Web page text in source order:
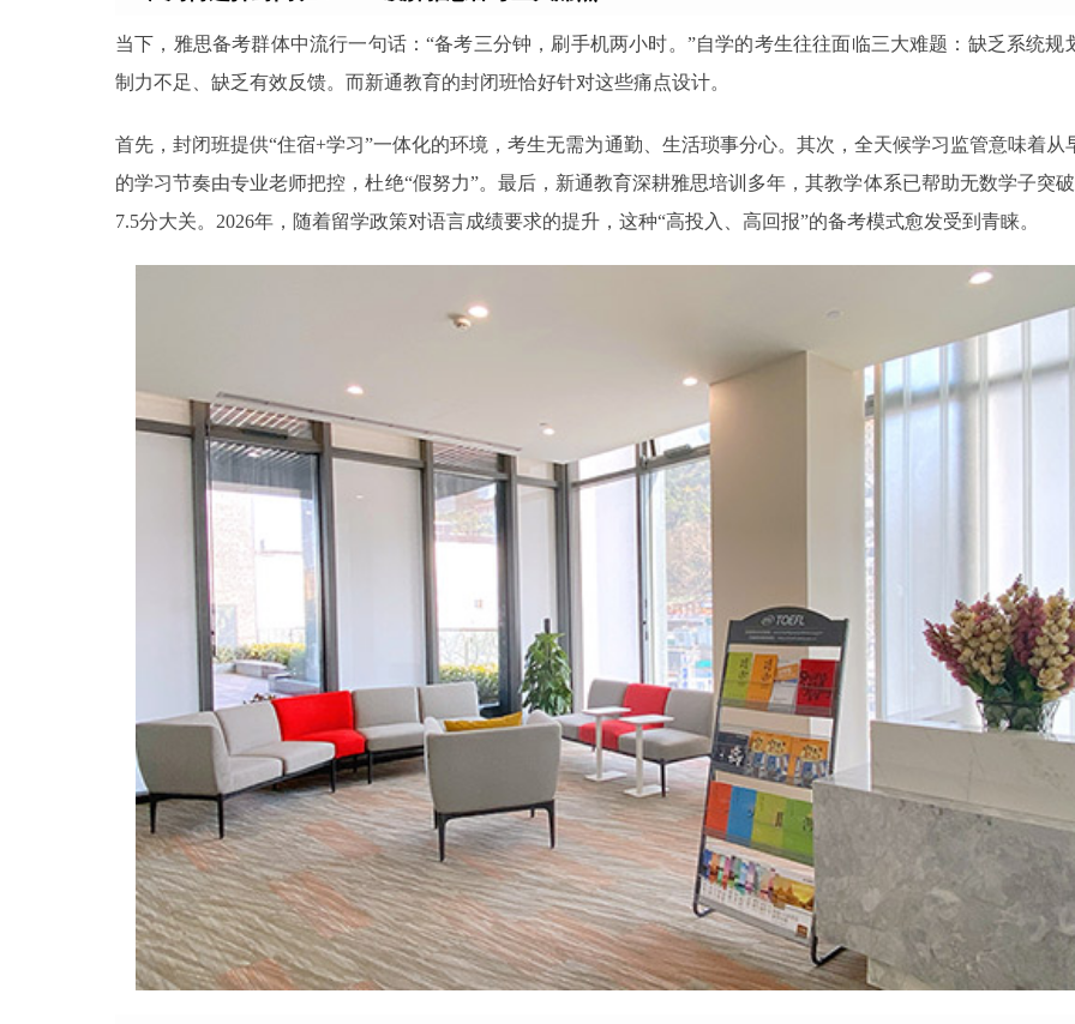
当下，雅思备考群体中流行一句话：“备考三分钟，刷手机两小时。”自学的考生往往面临三大难题：缺乏系统规
制力不足、缺乏有效反馈。而新通教育的封闭班恰好针对这些痛点设计。
首先，封闭班提供“住宿+学习”一体化的环境，考生无需为通勤、生活琐事分心。其次，全天候学习监管意味着从
的学习节奏由专业老师把控，杜绝“假努力”。最后，新通教育深耕雅思培训多年，其教学体系已帮助无数学子突
7.5分大关。2026年，随着留学政策对语言成绩要求的提升，这种“高投入、高回报”的备考模式愈发受到青睐。